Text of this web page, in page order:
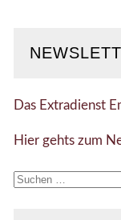
Das Extradienst
Hier gehts zum
Suchen